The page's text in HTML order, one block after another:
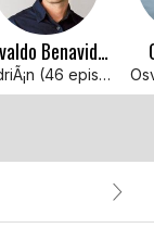
Osvaldo Benavides
AdriÃ¡n (46 episodes, 2015)